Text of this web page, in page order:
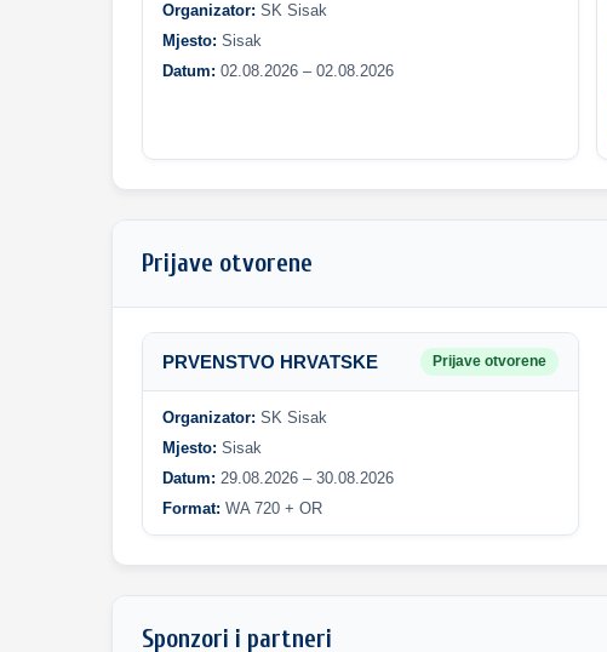
Organizator: SK Sisak
Mjesto: Sisak
Datum: 02.08.2026 – 02.08.2026
Prijave otvorene
PRVENSTVO HRVATSKE Prijave otvorene
Organizator: SK Sisak
Mjesto: Sisak
Datum: 29.08.2026 – 30.08.2026
Format: WA 720 + OR
Sponzori i partneri